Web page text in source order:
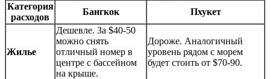
Категория
расходов
Бангкок Пхукет
Жилье
Дешевле. За $40-50
можно снять
отличный номер в
центре с бассейном
на крыше.
Дороже. Аналогичный
уровень рядом с морем
будет стоить от $70-90.